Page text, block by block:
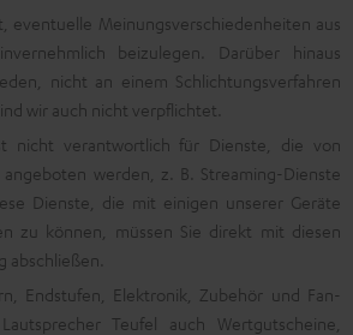
eventuelle Meinungsverschiedenheiten aus
beizulegen. Darüber hinaus
nicht an einem Schlichtungsverfahren
wir auch nicht verpflichtet.
nicht verantwortlich für Dienste, die von
werden, z. B. Streaming-Dienste
Dienste, die mit einigen unserer Geräte
zu können, müssen Sie direkt mit diesen
abschließen.
Endstufen, Elektronik, Zubehör und Fan-
Teufel auch Wertgutscheine,